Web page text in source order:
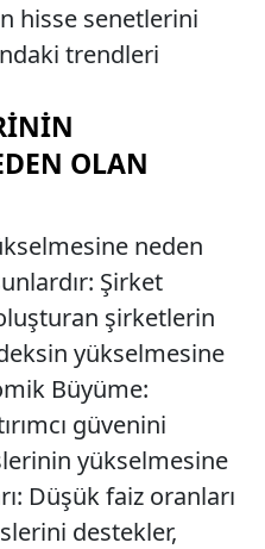
hisse senetlerini
trendleri
OLAN
neden
Şirket
şirketlerin
yükselmesine
Büyüme:
güvenini
yükselmesine
Düşük faiz oranları
destekler,